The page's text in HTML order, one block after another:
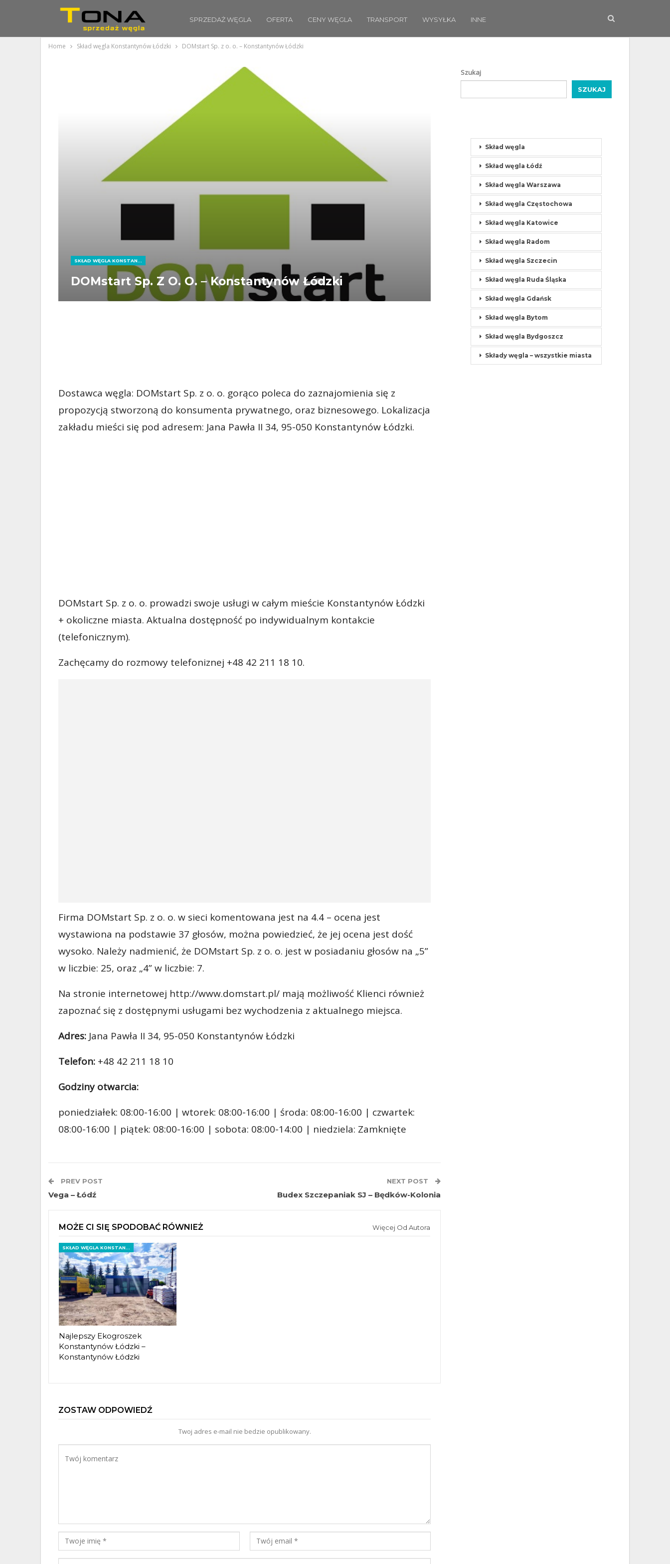
SPRZEDAŻ WĘGLA OFERTA CENY WĘGLA TRANSPORT WYSYŁKA INNE
Home Skład węgla Konstantynów Łódzki DOMstart Sp. z o. o. – Konstantynów Łódzki
DOMstart Sp. Z O. O. – Konstantynów Łódzki
Dostawca węgla: DOMstart Sp. z o. o. gorąco poleca do zaznajomienia się z
propozycją stworzoną do konsumenta prywatnego, oraz biznesowego. Lokalizacja
zakładu mieści się pod adresem: Jana Pawła II 34, 95-050 Konstantynów Łódzki.
DOMstart Sp. z o. o. prowadzi swoje usługi w całym mieście Konstantynów Łódzki
+ okoliczne miasta. Aktualna dostępność po indywidualnym kontakcie
(telefonicznym).
Zachęcamy do rozmowy telefoniznej +48 42 211 18 10.
Firma DOMstart Sp. z o. o. w sieci komentowana jest na 4.4 – ocena jest
wystawiona na podstawie 37 głosów, można powiedzieć, że jej ocena jest dość
wysoko. Należy nadmienić, że DOMstart Sp. z o. o. jest w posiadaniu głosów na „5”
w liczbie: 25, oraz „4” w liczbie: 7.
Na stronie internetowej http://www.domstart.pl/ mają możliwość Klienci również
zapoznać się z dostępnymi usługami bez wychodzenia z aktualnego miejsca.
Adres: Jana Pawła II 34, 95-050 Konstantynów Łódzki
Telefon: +48 42 211 18 10
Godziny otwarcia:
poniedziałek: 08:00-16:00 | wtorek: 08:00-16:00 | środa: 08:00-16:00 | czwartek:
08:00-16:00 | piątek: 08:00-16:00 | sobota: 08:00-14:00 | niedziela: Zamknięte
PREV POST
Vega – Łódź
NEXT POST
Budex Szczepaniak SJ – Będków-Kolonia
MOŻE CI SIĘ SPODOBAĆ RÓWNIEŻ Więcej Od Autora
Najlepszy Ekogroszek
Konstantynów Łódzki –
Konstantynów Łódzki
ZOSTAW ODPOWIEDŹ
Twoj adres e-mail nie bedzie opublikowany.
Szukaj
SZUKAJ
Skład węgla
Skład węgla Łódź
Skład węgla Warszawa
Skład węgla Częstochowa
Skład węgla Katowice
Skład węgla Radom
Skład węgla Szczecin
Skład węgla Ruda Śląska
Skład węgla Gdańsk
Skład węgla Bytom
Skład węgla Bydgoszcz
Składy węgla – wszystkie miasta